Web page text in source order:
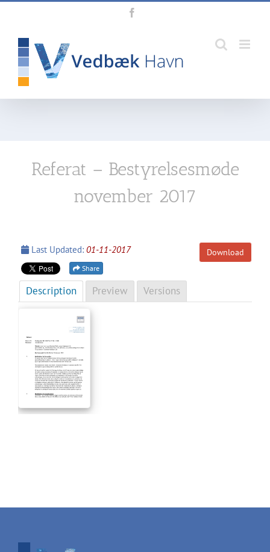
Skip
Referat – Bestyrelsesmøde
november 2017
Download
Last Updated: 01-11-2017
Share
Description Preview Versions